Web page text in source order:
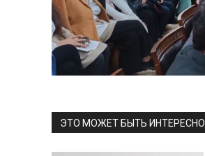
ЭТО МОЖЕТ БЫТЬ ИНТЕРЕСНО